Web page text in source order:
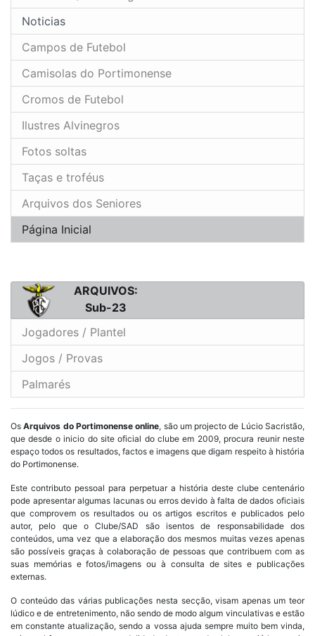
Noticias
Campos de Futebol
Camisolas do Portimonense
Cromos de Futebol
Ilustres Alvinegros
Fotos soltas
Taças e troféus
Arquivos dos Seniores
Página Inicial
ARQUIVOS:
Sub-23
Jogadores / Plantel
Jogos / Provas
Palmarés
OsArquivos do Portimonense online, são um projecto de Lúcio Sacristão,
que desde o inicio do site oficial do clube em 2009, procura reunir neste
espaço todos os resultados, factos e imagens que digam respeito à história
do Portimonense.
Este contributo pessoal para perpetuar a história deste clube centenário
pode apresentar algumas lacunas ou erros devido à falta de dados oficiais
que comprovem os resultados ou os artigos escritos e publicados pelo
autor, pelo que o Clube/SAD são isentos de responsabilidade dos
conteúdos, uma vez que a elaboração dos mesmos muitas vezes apenas
são possíveis graças à colaboração de pessoas que contribuem com as
suas memórias e fotos/imagens ou à consulta de sites e publicações
externas.
O conteúdo das várias publicações nesta secção, visam apenas um teor
lúdico e de entretenimento, não sendo de modo algum vinculativas e estão
em constante atualização, sendo a vossa ajuda sempre muito bem vinda,